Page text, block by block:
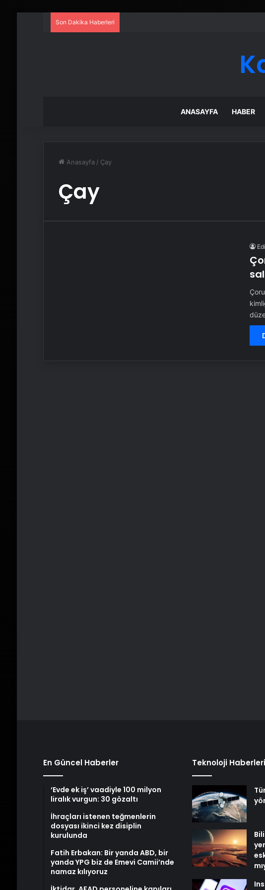
Son Dakika Haberleri
ANASAYFA HABER
Anasayfa / Çay
Çay
En Güncel Haberler
‘Evde ek iş’ vaadiyle 100 milyon
liralık vurgun: 30 gözaltı
İhraçları istenen teğmenlerin
dosyası ikinci kez disiplin
kurulunda
Fatih Erbakan: Bir yanda ABD, bir
yanda YPG biz de Emevi Camii’nde
namaz kılıyoruz
Teknoloji Haberleri